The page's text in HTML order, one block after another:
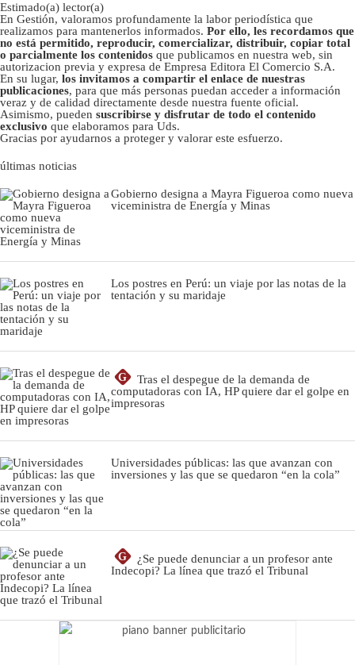
Estimado(a) lector(a)
En Gestión, valoramos profundamente la labor periodística que
realizamos para mantenerlos informados. Por ello, les recordamos que
no está permitido, reproducir, comercializar, distribuir, copiar total
o parcialmente los contenidos que publicamos en nuestra web, sin
autorizacion previa y expresa de Empresa Editora El Comercio S.A.
En su lugar, los invitamos a compartir el enlace de nuestras
publicaciones, para que más personas puedan acceder a información
veraz y de calidad directamente desde nuestra fuente oficial.
Asimismo, pueden suscribirse y disfrutar de todo el contenido
exclusivo que elaboramos para Uds.
Gracias por ayudarnos a proteger y valorar este esfuerzo.
últimas noticias
Gobierno designa a Mayra Figueroa como nueva
viceministra de Energía y Minas
Los postres en Perú: un viaje por las notas de la
tentación y su maridaje
G
Tras el despegue de la demanda de
computadoras con IA, HP quiere dar el golpe en
impresoras
Universidades públicas: las que avanzan con
inversiones y las que se quedaron “en la cola”
G
¿Se puede denunciar a un profesor ante
Indecopi? La línea que trazó el Tribunal